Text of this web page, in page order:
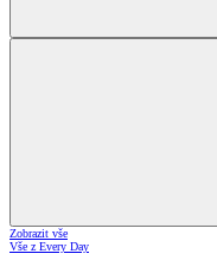
Zobrazit vše
Vše z Every Day